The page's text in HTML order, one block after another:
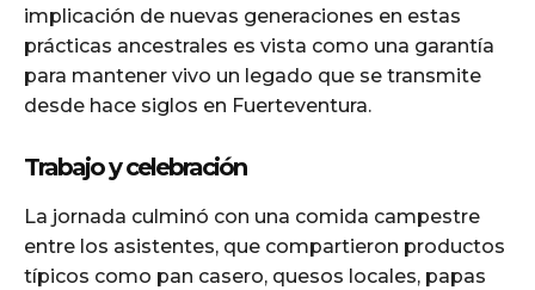
implicación de nuevas generaciones en estas
prácticas ancestrales es vista como una garantía
para mantener vivo un legado que se transmite
desde hace siglos en Fuerteventura.
Trabajo y celebración
La jornada culminó con una comida campestre
entre los asistentes, que compartieron productos
típicos como pan casero, quesos locales, papas